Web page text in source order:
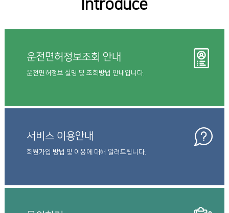
Introduce
운전면허정보조회 안내
운전면허정보 설명 및 조회방법 안내입니다.
서비스 이용안내
회원가입 방법 및 이용에 대해 알려드립니다.